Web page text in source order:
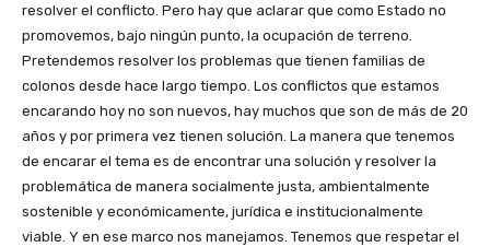
resolver el conflicto. Pero hay que aclarar que como Estado no
promovemos, bajo ningún punto, la ocupación de terreno.
Pretendemos resolver los problemas que tienen familias de
colonos desde hace largo tiempo. Los conflictos que estamos
encarando hoy no son nuevos, hay muchos que son de más de 20
años y por primera vez tienen solución. La manera que tenemos
de encarar el tema es de encontrar una solución y resolver la
problemática de manera socialmente justa, ambientalmente
sostenible y económicamente, jurídica e institucionalmente
viable. Y en ese marco nos manejamos. Tenemos que respetar el